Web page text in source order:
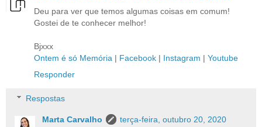
Deu para ver que temos algumas coisas em comum!
Gostei de te conhecer melhor!
Bjxxx
Ontem é só Memória | Facebook | Instagram | Youtube
Responder
Respostas
Marta Carvalho
terça-feira, outubro 20, 2020